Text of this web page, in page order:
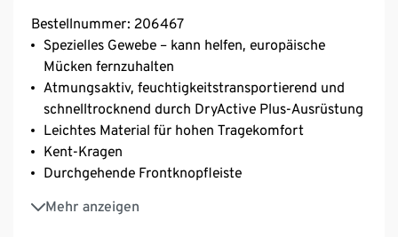
Bestellnummer: 206467
Spezielles Gewebe – kann helfen, europäische
Mücken fernzuhalten
Atmungsaktiv, feuchtigkeitstransportierend und
schnelltrocknend durch DryActive Plus-Ausrüstung
Leichtes Material für hohen Tragekomfort
Kent-Kragen
Durchgehende Frontknopfleiste
Mehr anzeigen
Reißverschluss-Brusttasche
2-Knopf-Manschetten